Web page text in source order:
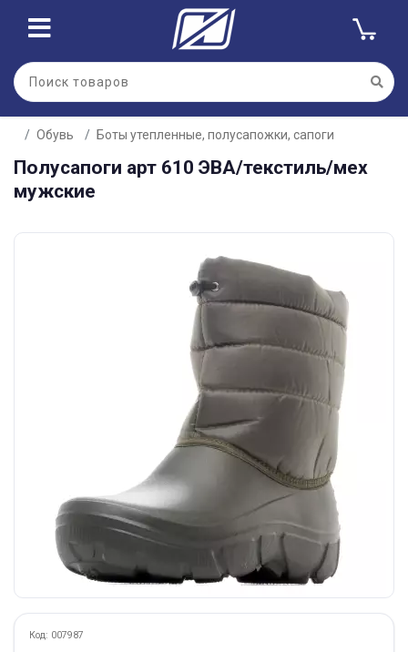
Обувь Боты утепленные, полусапожки, сапоги
Полусапоги арт 610 ЭВА/текстиль/мех
мужские
Код: 007987